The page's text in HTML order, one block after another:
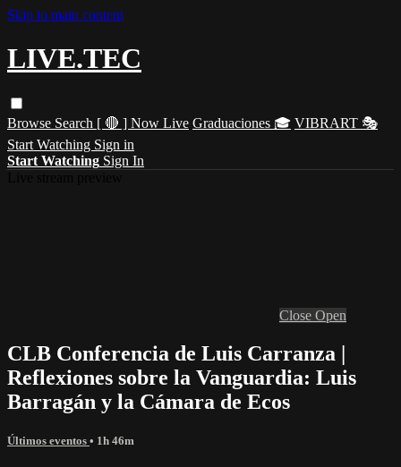
Skip to main content
LIVE.TEC
Browse Search [ 🔴 ] Now Live Graduaciones 🎓 VIBRART 🎭
Start Watching Sign in
Start Watching Sign In
Close Open
CLB Conferencia de Luis Carranza |
Reflexiones sobre la Vanguardia: Luis
Barragán y la Cámara de Ecos
Últimos eventos • 1h 46m